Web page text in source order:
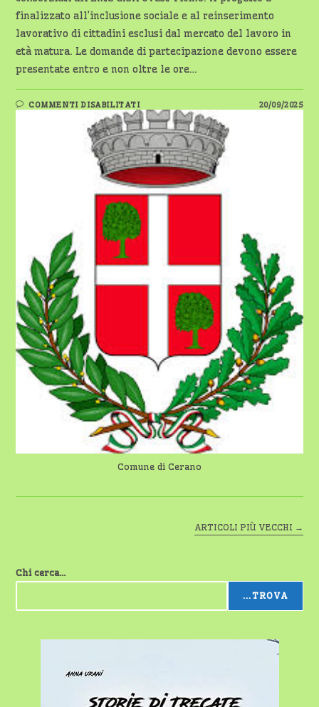
finalizzato all’inclusione sociale e al reinserimento
lavorativo di cittadini esclusi dal mercato del lavoro in
età matura. Le domande di partecipazione devono essere
presentate entro e non oltre le ore…
COMMENTI DISABILITATISU
CISA
OVEST
TICINO:
OPPORTUNITÀ
DI
LAVORO
PER
DISOCCUPATI
OVER
58
20/09/2025
Comune di Cerano
ARTICOLI PIÙ VECCHI →
Chi cerca...
...TROVA